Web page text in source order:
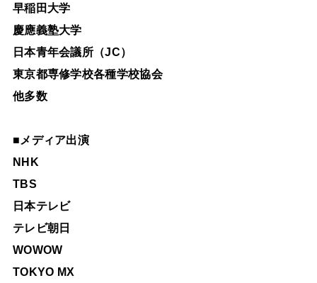
早稲田大学
慶應義塾大学
日本青年会議所（JC）
東京都専修学校各種学校協会
他多数
■ メディア出演
NHK
TBS
日本テレビ
テレビ朝日
WOWOW
TOKYO MX